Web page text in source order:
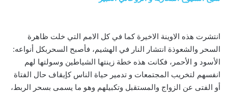
انتشرت هذه الاوينة الاخيرة كما في كل الامم التي خلت ظاهرة
السحر والشعوذة انتشار النار في الهشيم، فأصبح السحربكل أنواعه:
الأسود و الأحمر، فكانت هذه خطة زينتها الشياطين وسولتها لهم
انفسهم لتخريب المجتمعات و تدمير حياة الناس كإيقاف حال الفتاة
أو الفتى عن الزواج والمستقبل وتكبيلهم وهو ما يسمى بسحر الربط،